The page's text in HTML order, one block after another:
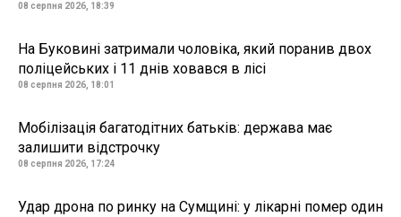
08 серпня 2026, 18:39
На Буковині затримали чоловіка, який поранив двох
поліцейських і 11 днів ховався в лісі
08 серпня 2026, 18:01
Мобілізація багатодітних батьків: держава має
залишити відстрочку
08 серпня 2026, 17:24
Удар дрона по ринку на Сумщині: у лікарні помер один